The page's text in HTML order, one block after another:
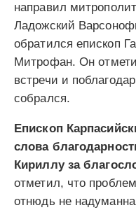
направил
Ладожский
обратился епископ
Митрофан. Он
встречи и
собрался.
Епископ
слова
Кириллу за
отметил, что
отнюдь не